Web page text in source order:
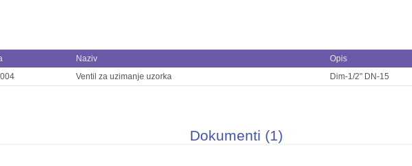
Naziv
Opis
Ventil za uzimanje uzorka Dim-1/2" DN-15
Dokumenti (1)